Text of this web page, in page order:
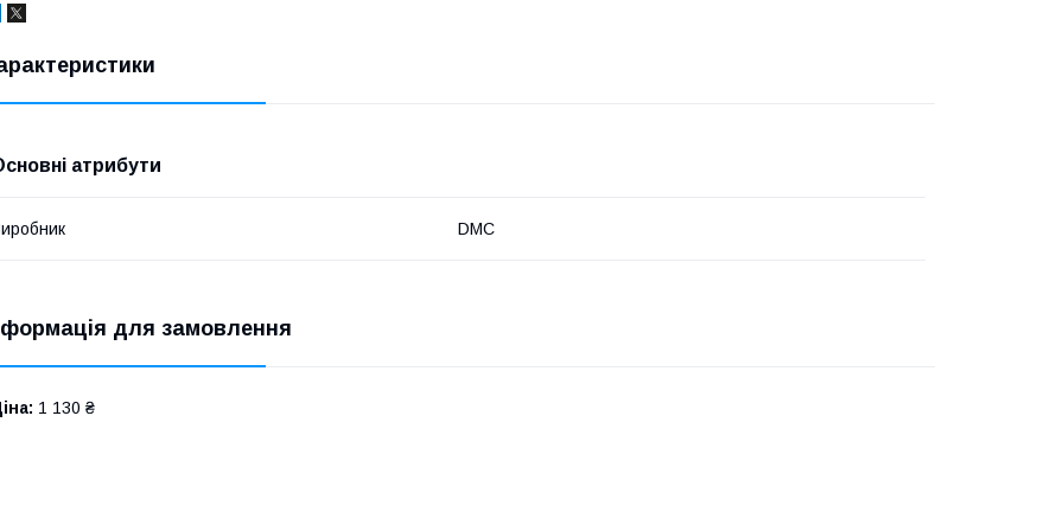
атрибути
DMC
для замовлення
1 130 ₴